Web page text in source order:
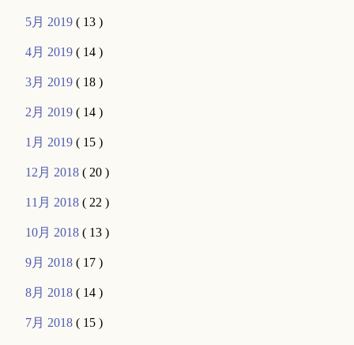
5月 2019( 13 )
4月 2019( 14 )
3月 2019( 18 )
2月 2019( 14 )
1月 2019( 15 )
12月 2018( 20 )
11月 2018( 22 )
10月 2018( 13 )
9月 2018( 17 )
8月 2018( 14 )
7月 2018( 15 )